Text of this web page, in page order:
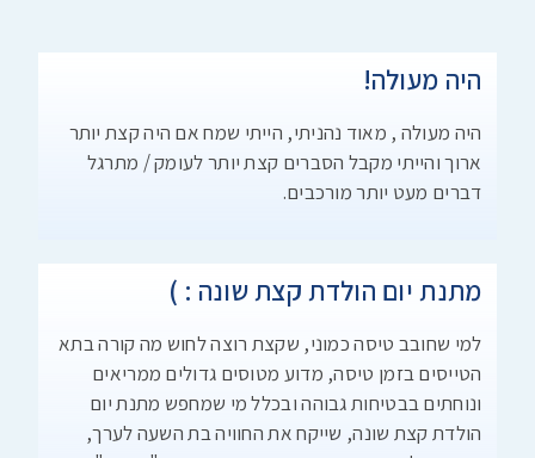
היה מעולה!
היה מעולה , מאוד נהניתי, הייתי שמח אם היה קצת יותר
ארוך והייתי מקבל הסברים קצת יותר לעומק / מתרגל
דברים מעט יותר מורכבים.
מתנת יום הולדת קצת שונה : )
למי שחובב טיסה כמוני, שקצת רוצה לחוש מה קורה בתא
הטייסים בזמן טיסה, מדוע מטוסים גדולים ממריאים
ונוחתים בבטיחות גבוהה ובכלל מי שמחפש מתנת יום
הולדת קצת שונה, שייקח את החוויה בת השעה לערך,